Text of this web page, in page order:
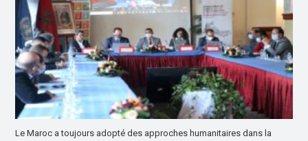
Le Maroc a toujours adopté des approches humanitaires dans la